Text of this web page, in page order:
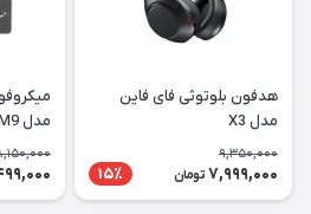
هدفون بلوتوثی فای فاین
مدل X3
9,350,000
7,999,000 تومان 15٪
مدل M9